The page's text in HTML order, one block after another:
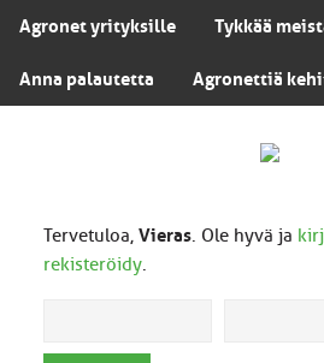
Agronet yrityksille Tykkää
Anna palautetta Agronettiä
Tervetuloa, Vieras. Ole hyvä ja
rekisteröidy.